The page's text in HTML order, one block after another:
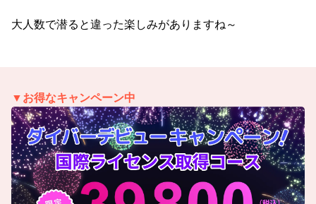
大人数で潜ると違った楽しみがありますね～
▼お得なキャンペーン中